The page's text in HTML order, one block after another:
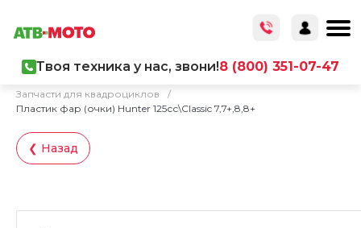
Твоя техника у нас, звони!8 (800) 351-07-47
Запчасти для квадроциклов
/
Пластик фар (очки) Hunter 125сс\Classic 7,7+,8,8+
❮ Назад